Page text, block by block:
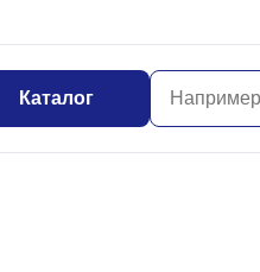
Каталог